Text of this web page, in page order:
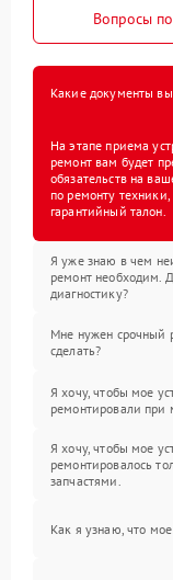
Вопросы
Какие документы вы
На этапе приема
ремонт вам будет
обязательств на
по ремонту
гарантийный талон.
Я уже знаю в чем
ремонт необходим.
диагностику?
Мне нужен срочный
сделать?
Я хочу, чтобы мое
ремонтировали при
Я хочу, чтобы мое
ремонтировалось
запчастями.
Как я узнаю, что мое